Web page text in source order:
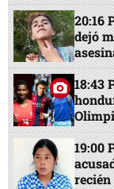
20:16
dejó
18:43
19:00